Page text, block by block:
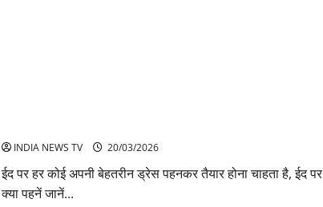
INDIA NEWS TV 20/03/2026
ईद पर हर कोई अपनी बेहतरीन ड्रेस पहनकर तैयार होना चाहता है, ईद पर
क्या पहनें जानें...